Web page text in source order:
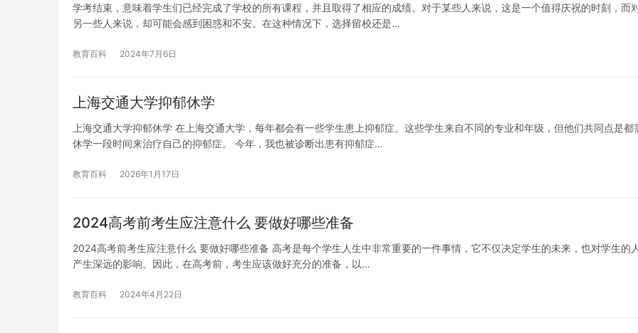
学考结束，意味着学生们已经完成了学校的所有课程，并且取得了相应的成绩。对于某些人来说，这是一个值得庆祝的时刻，而
另一些人来说，却可能会感到困惑和不安。在这种情况下，选择留校还是…
教育百科 2024年7月6日
上海交通大学抑郁休学
上海交通大学抑郁休学 在上海交通大学，每年都会有一些学生患上抑郁症。这些学生来自不同的专业和年级，但他们共同点是都
休学一段时间来治疗自己的抑郁症。 今年，我也被诊断出患有抑郁症…
教育百科 2026年1月17日
2024高考前考生应注意什么 要做好哪些准备
2024高考前考生应注意什么 要做好哪些准备 高考是每个学生人生中非常重要的一件事情，它不仅决定学生的未来，也对学生的
产生深远的影响。因此，在高考前，考生应该做好充分的准备，以…
教育百科 2024年4月22日